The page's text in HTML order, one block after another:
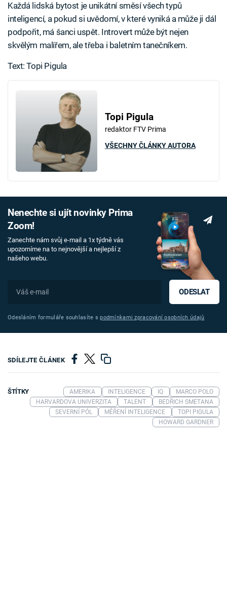
Každá lidská bytost je unikátní směsí všech typů
inteligencí, a pokud si uvědomí, v které vyniká a může ji dál
podpořit, má šanci uspět. Introvert může být nejen
skvělým malířem, ale třeba i baletním tanečníkem.
Text: Topi Pigula
Topi Pigula
redaktor FTV Prima
VŠECHNY ČLÁNKY AUTORA
Nenechte si ujít novinky Prima
Zoom!
Zanechte nám svůj e-mail a 1x týdně vás
upozorníme na to nejnovější a nejlepší z
našeho webu.
ODESLAT
Odesláním formuláře souhlasíte spodmínkami zpracování osobních údajů
SDÍLEJTE ČLÁNEK
ŠTÍTKY AMERIKA INTELIGENCE IQ
MARCO POLO
HARVARDOVA UNIVERZITA
TALENT
BEDŘICH SMETANA
SEVERNÍ PÓL
MĚŘENÍ INTELIGENCE
TOPI PIGULA
HOWARD GARDNER